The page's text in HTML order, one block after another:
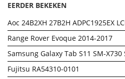
EERDER BEKEKEN
Aoc 24B2XH 27B2H ADPC1925EX
Range Rover Evoque 2014-2017
Samsung Galaxy Tab S11 SM-X730
Fujitsu RA54310-0101